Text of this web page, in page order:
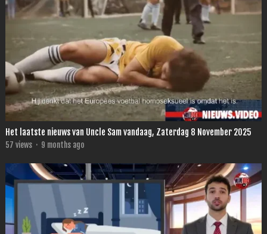
Het laatste nieuws van Uncle Sam vandaag, Zaterdag 8 November 2025
57 views · 9 months ago